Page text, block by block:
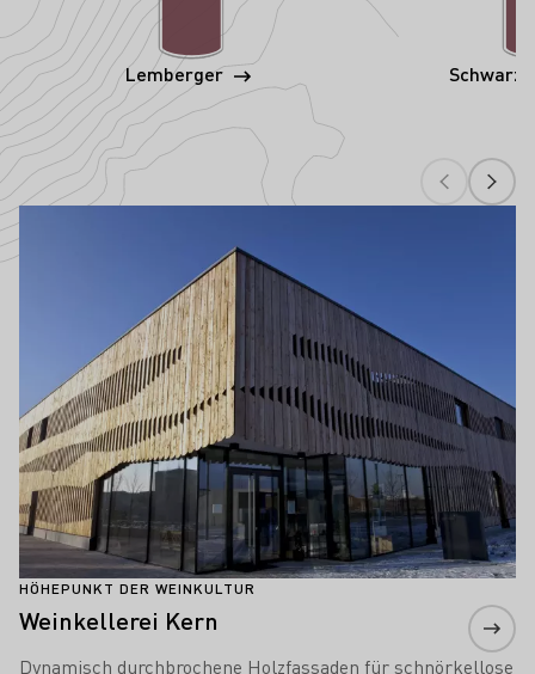
Lemberger
Höhepunkte der Weinkultur in
HÖHEPUNKT DER WEINKULTUR
Weinkellerei Kern
Dynamisch durchbrochene Holzfassaden für schnörkellose
Mehr erfahren